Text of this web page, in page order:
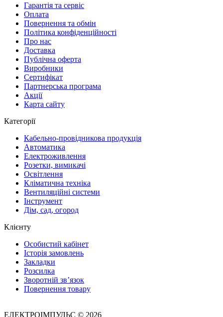
Гарантія та сервіс
Оплата
Повернення та обмін
Політика конфіденційності
Про нас
Доставка
Публічна оферта
Виробники
Сертифікат
Партнерська програма
Акції
Карта сайту
Категорії
Кабельно-провідникова продукція
Автоматика
Електроживлення
Розетки, вимикачі
Освітлення
Кліматична техніка
Вентиляційні системи
Інструмент
Дім, сад, огород
Клієнту
Особистий кабінет
Історія замовлень
Закладки
Розсилка
Зворотній зв’язок
Повернення товару
ЕЛЕКТРОІМПУЛЬС © 2026